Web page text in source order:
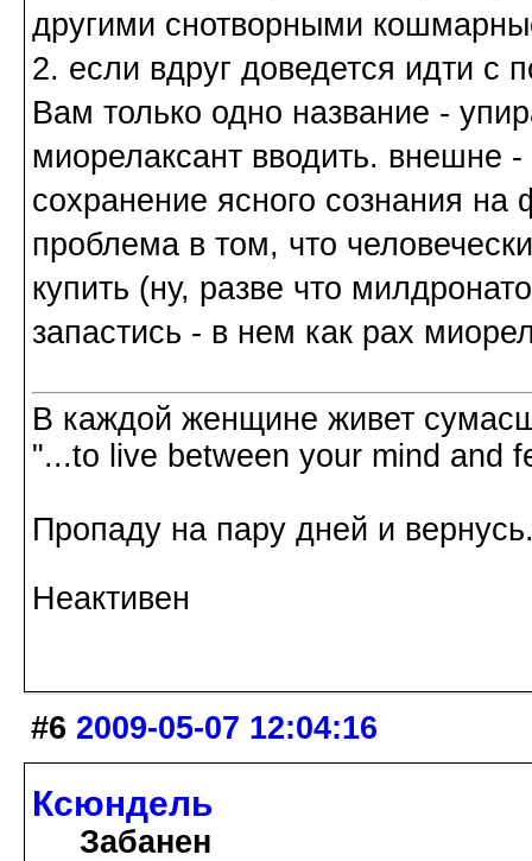
другими снотворными
2. если вдруг доведется идти с
Вам только одно название -
миорелаксант вводить. внешне
сохранение ясного сознания
проблема в том, что
купить (ну, разве что
запастись - в нем как рах
В каждой женщине живет
"...to live between your mind and
Пропаду на пару дней и
Неактивен
#6 2009-05-07 12:04:16
Ксюндель
Забанен